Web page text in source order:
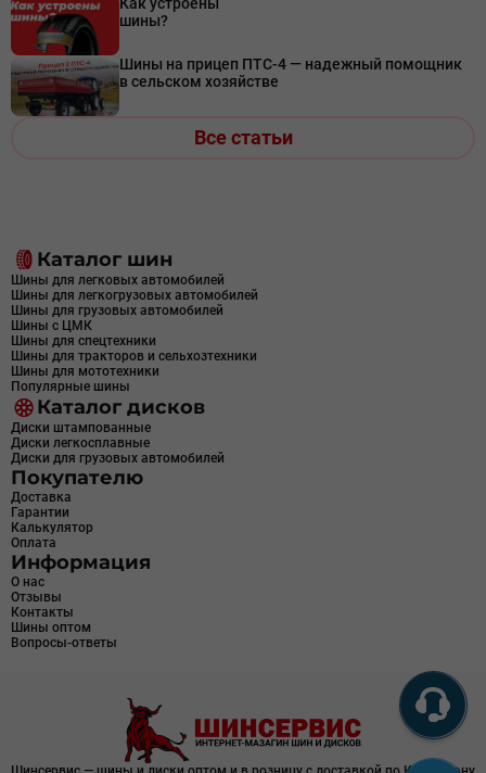
шины?
Шины на прицеп ПТС-4 — надежный помощник
в сельском хозяйстве
Все статьи
Каталог шин
Шины для легковых автомобилей
Шины для легкогрузовых автомобилей
Шины для грузовых автомобилей
Шины с ЦМК
Шины для спецтехники
Шины для тракторов и сельхозтехники
Шины для мототехники
Популярные шины
Каталог дисков
Диски штампованные
Диски легкосплавные
Диски для грузовых автомобилей
Покупателю
Доставка
Гарантии
Калькулятор
Оплата
Информация
О нас
Отзывы
Контакты
Шины оптом
Вопросы-ответы